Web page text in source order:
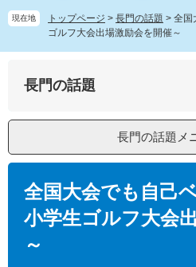
文
へ
現在地 トップページ > 長門の話題 > 全国
ゴルフ大会出場激励会を開催～
長門の話題
長門の話題メ
全国大会でも自己
小学生ゴルフ大会
～